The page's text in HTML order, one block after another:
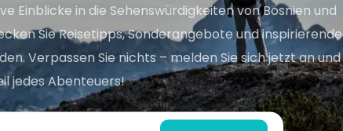
Einblicke in die Sehenswürdigkeiten von Bosnien und
Sie Reisetipps, Sonderangebote und inspirierende
Verpassen Sie nichts – melden Sie sich jetzt an und
jedes Abenteuers!